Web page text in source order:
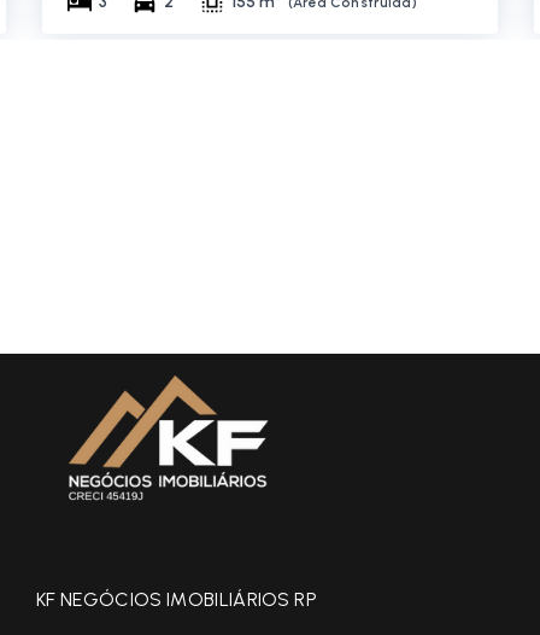
KF NEGÓCIOS IMOBILIÁRIOS RP